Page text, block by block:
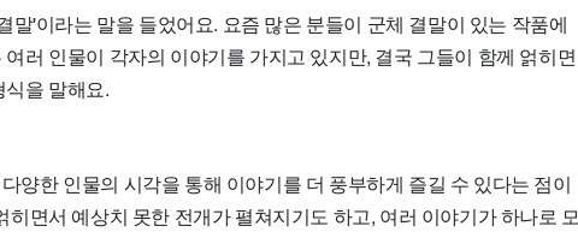
말'이라는 말을 들었어요. 요즘 많은 분들이 군체 결말이 있는 작품에
러 인물이 각자의 이야기를 가지고 있지만, 결국 그들이 함께 얽히면
을 말해요.
양한 인물의 시각을 통해 이야기를 더 풍부하게 즐길 수 있다는 점이
면서 예상치 못한 전개가 펼쳐지기도 하고, 여러 이야기가 하나로 모